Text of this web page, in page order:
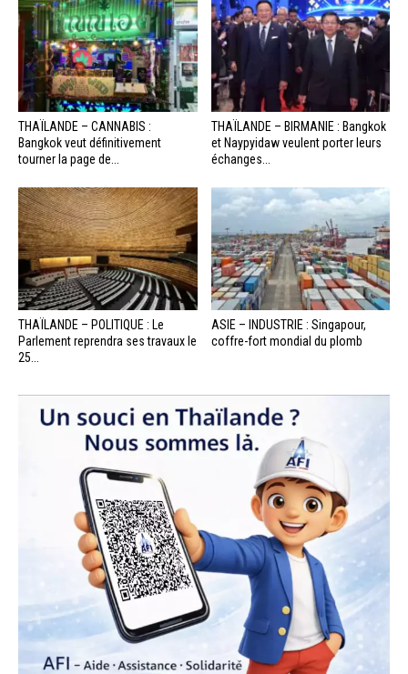
THAÏLANDE – CANNABIS :
Bangkok veut définitivement
tourner la page de...
THAÏLANDE – BIRMANIE : Bangkok
et Naypyidaw veulent porter leurs
échanges...
THAÏLANDE – POLITIQUE : Le
Parlement reprendra ses travaux le
25...
ASIE – INDUSTRIE : Singapour,
coffre-fort mondial du plomb